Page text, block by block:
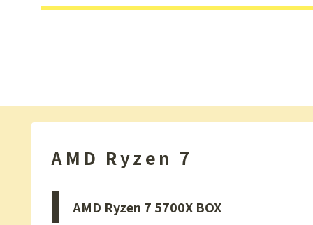
AMD Ryzen 7
AMD Ryzen 7 5700X BOX